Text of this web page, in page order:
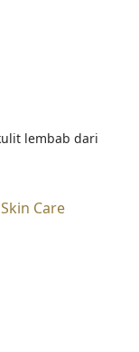
lembab dari
Skin Care